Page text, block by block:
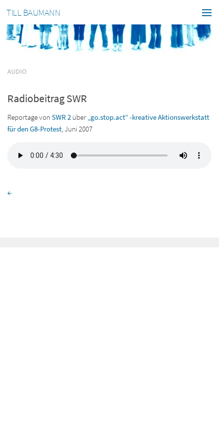
TILL BAUMANN
AUDIO
Radiobeitrag SWR
Reportage von SWR 2 über „go.stop.act“ -kreative Aktionswerkstatt
für den G8-Protest, Juni 2007
←